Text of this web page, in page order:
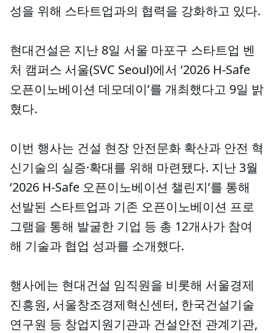
성을 위해 스타트업과의 협력을 강화하고 있다.
현대건설은 지난 8일 서울 마포구 스타트업 벤
처 캠퍼스 서울(SVC Seoul)에서 ‘2026 H-Safe
오픈이노베이션 데모데이’를 개최했다고 9일 밝
혔다.
이번 행사는 건설 현장 안전문화 확산과 안전 혁
신기술의 실증·확대를 위해 마련됐다. 지난 3월
‘2026 H-Safe 오픈이노베이션 챌린지’를 통해
선발된 스타트업과 기존 오픈이노베이션 프로
그램을 통해 발굴한 기업 등 총 12개사가 참여
해 기술과 협업 성과를 소개했다.
행사에는 현대건설 임직원을 비롯해 서울경제
진흥원, 서울창조경제혁신센터, 한국건설기술
연구원 등 창업지원기관과 건설안전 관계기관,